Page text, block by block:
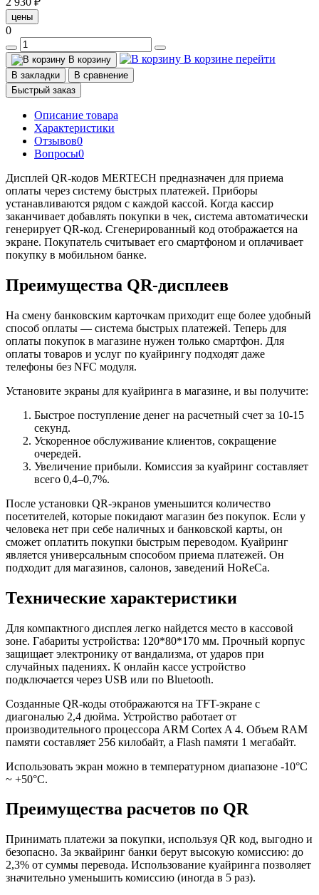
цены
0
В корзину В корзине перейти
В закладки
В сравнение
Быстрый заказ
Описание товара
Характеристики
Отзывов0
Вопросы0
Дисплей QR-кодов MERTECH предназначен для приема
оплаты через систему быстрых платежей. Приборы
устанавливаются рядом с каждой кассой. Когда кассир
заканчивает добавлять покупки в чек, система автоматически
генерирует QR-код. Сгенерированный код отображается на
экране. Покупатель считывает его смартфоном и оплачивает
покупку в мобильном банке.
Преимущества QR-дисплеев
На смену банковским карточкам приходит еще более удобный
способ оплаты — система быстрых платежей. Теперь для
оплаты покупок в магазине нужен только смартфон. Для
оплаты товаров и услуг по куайрингу подходят даже
телефоны без NFC модуля.
Установите экраны для куайринга в магазине, и вы получите:
Быстрое поступление денег на расчетный счет за 10-15
секунд.
Ускоренное обслуживание клиентов, сокращение
очередей.
Увеличение прибыли. Комиссия за куайринг составляет
всего 0,4–0,7%.
После установки QR-экранов уменьшится количество
посетителей, которые покидают магазин без покупок. Если у
человека нет при себе наличных и банковской карты, он
сможет оплатить покупки быстрым переводом. Куайринг
является универсальным способом приема платежей. Он
подходит для магазинов, салонов, заведений HoReCa.
Технические характеристики
Для компактного дисплея легко найдется место в кассовой
зоне. Габариты устройства: 120*80*170 мм. Прочный корпус
защищает электронику от вандализма, от ударов при
случайных падениях. К онлайн кассе устройство
подключается через USB или по Bluetooth.
Созданные QR-коды отображаются на TFT-экране с
диагональю 2,4 дюйма. Устройство работает от
производительного процессора ARM Cortex A 4. Объем RAM
памяти составляет 256 килобайт, а Flash памяти 1 мегабайт.
Использовать экран можно в температурном диапазоне -10°C
~ +50°C.
Преимущества расчетов по QR
Принимать платежи за покупки, используя QR код, выгодно и
безопасно. За эквайринг банки берут высокую комиссию: до
2,3% от суммы перевода. Использование куайринга позволяет
значительно уменьшить комиссию (иногда в 5 раз).